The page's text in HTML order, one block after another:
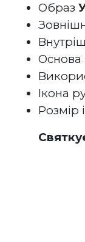
Образ
Основа
Ікона
Розмір